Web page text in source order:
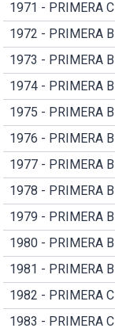
1971 - PRIMERA C
1972 - PRIMERA B
1973 - PRIMERA B
1974 - PRIMERA B
1975 - PRIMERA B
1976 - PRIMERA B
1977 - PRIMERA B
1978 - PRIMERA B
1979 - PRIMERA B
1980 - PRIMERA B
1981 - PRIMERA B
1982 - PRIMERA C
1983 - PRIMERA C